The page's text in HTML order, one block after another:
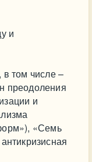
и
том числе –
преодоления
и
«Семь